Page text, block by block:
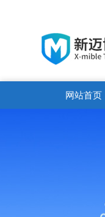
网站首页